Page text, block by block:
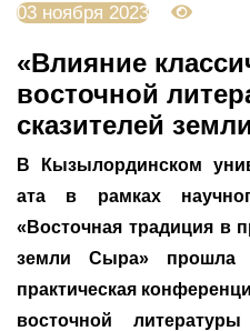
03 ноября 2023
«Влияние
восточной
сказителей
В Кызылординском
ата в рамках
«Восточная традиция в
земли Сыра» прошла
практическая
восточной